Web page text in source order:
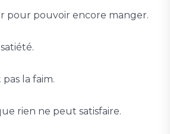
pour pouvoir encore manger.
pas la faim.
rien ne peut satisfaire.